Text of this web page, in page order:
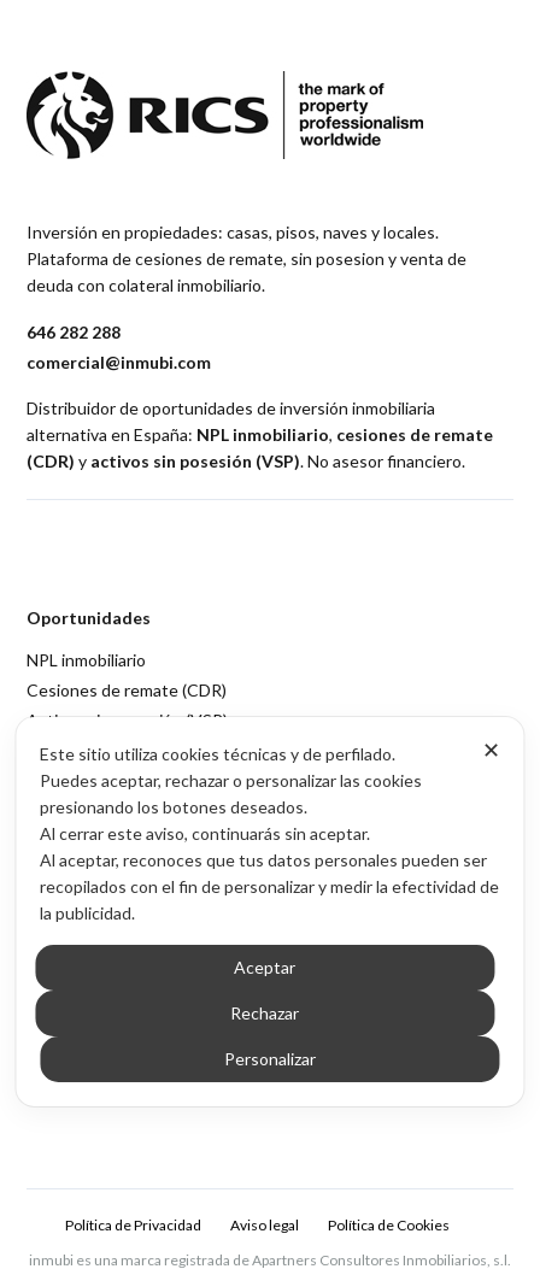
Inversión en propiedades: casas, pisos, naves y locales.
Plataforma de cesiones de remate, sin posesion y venta de
deuda con colateral inmobiliario.
646 282 288
comercial@inmubi.com
Distribuidor de oportunidades de inversión inmobiliaria
alternativa en España: NPL inmobiliario, cesiones de remate
(CDR) y activos sin posesión (VSP). No asesor financiero.
Oportunidades
NPL inmobiliario
Cesiones de remate (CDR)
Activos sin posesión (VSP)
Acceso por provincia
Contenido
Blog de inversión inmobiliaria
Sobre Inmubi
Legal
Aviso legal
Política de privacidad
Política de cookies
© 2026 Inmubi · Inversión inmobiliaria en España
Política de Privacidad Aviso legal
Política de Cookies
inmubi es una marca registrada de Apartners Consultores Inmobiliarios, s.l.
✕
Este sitio utiliza cookies técnicas y de perfilado.
Puedes aceptar, rechazar o personalizar las cookies
presionando los botones deseados.
Al cerrar este aviso, continuarás sin aceptar.
Al aceptar, reconoces que tus datos personales pueden ser
recopilados con el fin de personalizar y medir la efectividad de
la publicidad.
Aceptar
Rechazar
Personalizar